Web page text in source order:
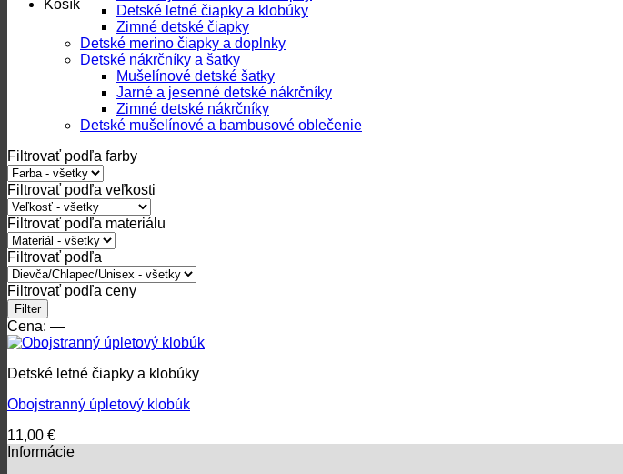
Košík
Detské letné čiapky a klobúky
Zimné detské čiapky
Detské merino čiapky a doplnky
Detské nákrčníky a šatky
Mušelínové detské šatky
Jarné a jesenné detské nákrčníky
Zimné detské nákrčníky
Detské mušelínové a bambusové oblečenie
Filtrovať podľa farby
Filtrovať podľa veľkosti
Filtrovať podľa materiálu
Filtrovať podľa
Filtrovať podľa ceny
Minimálna
cena
Maximálna
cena
Filter
Cena: —
Detské letné čiapky a klobúky
Obojstranný úpletový klobúk
11,00 €
Informácie